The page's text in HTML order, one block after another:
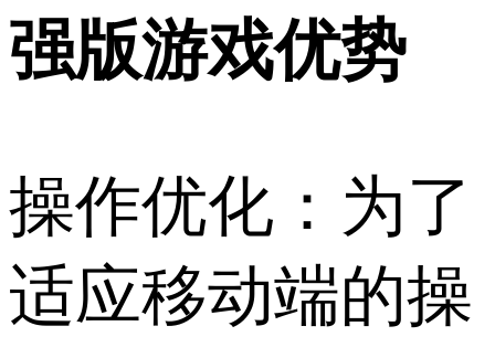
强版游戏优势
操作优化：为了
适应移动端的操